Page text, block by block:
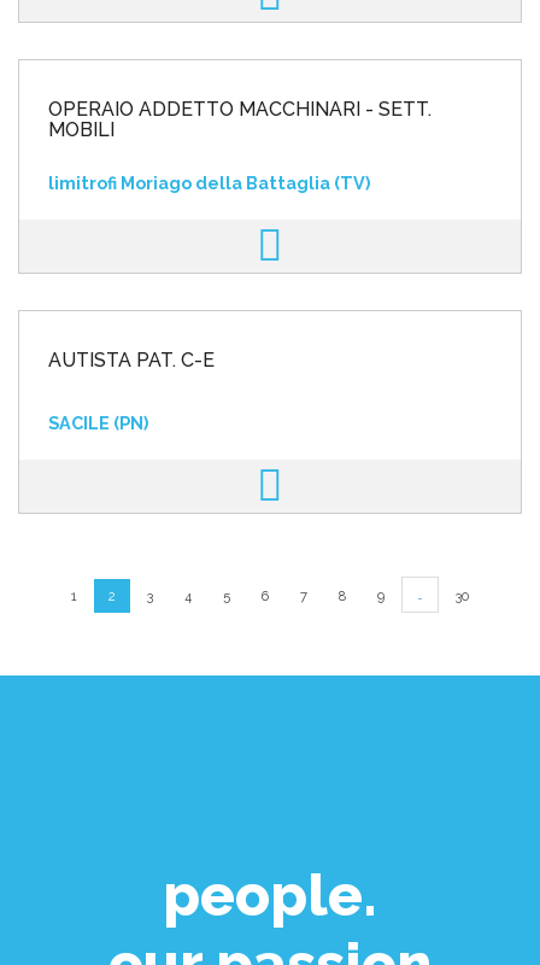
OPERAIO ADDETTO MACCHINARI - SETT.
MOBILI
limitrofi Moriago della Battaglia (TV)
AUTISTA PAT. C-E
SACILE (PN)
1 2 3 4 5 6 7 8 9 30
people.